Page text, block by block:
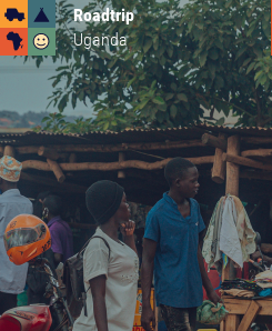
Roadtrip
Uganda